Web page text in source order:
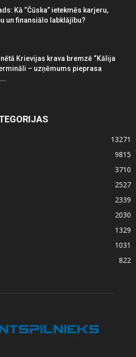
Kā “Čūska” ietekmēs karjeru,
un finansiālo labklājību?
Krievijas krava bremzē “Kālija
– uzņēmums pieprasa
13271
9815
3710
2527
2339
2030
1329
1031
822